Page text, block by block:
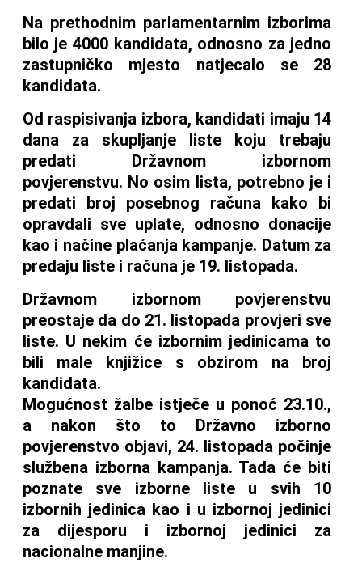
Na prethodnim parlamentarnim izborima
bilo je 4000 kandidata, odnosno za jedno
zastupničko mjesto natjecalo se 28
kandidata.
Od raspisivanja izbora, kandidati imaju 14
dana za skupljanje liste koju trebaju
predati Državnom izbornom
povjerenstvu. No osim lista, potrebno je i
predati broj posebnog računa kako bi
opravdali sve uplate, odnosno donacije
kao i načine plaćanja kampanje. Datum za
predaju liste i računa je 19. listopada.
Državnom izbornom povjerenstvu
preostaje da do 21. listopada provjeri sve
liste. U nekim će izbornim jedinicama to
bili male knjižice s obzirom na broj
kandidata.
Mogućnost žalbe istječe u ponoć 23.10.,
a nakon što to Državno izborno
povjerenstvo objavi, 24. listopada počinje
službena izborna kampanja. Tada će biti
poznate sve izborne liste u svih 10
izbornih jedinica kao i u izbornoj jedinici
za dijesporu i izbornoj jedinici za
nacionalne manjine.